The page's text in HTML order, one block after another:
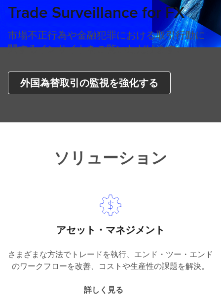
Trade Surveillance for FX
市場不正行為や金融犯罪における取引行動に
関するインサイトをご覧いただけます。
外国為替取引の監視を強化する
ソリューション
アセット・マネジメント
さまざまな方法でトレードを執行、エンド・ツー・エンド
のワークフローを改善、コストや生産性の課題を解決。
詳しく見る